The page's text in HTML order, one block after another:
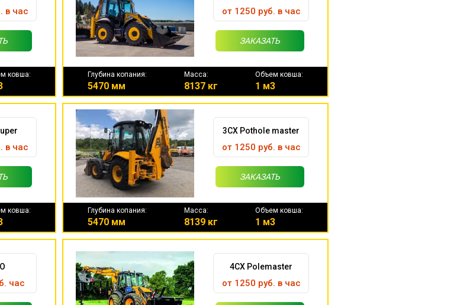
в час
ковша:
от 1250 руб. в час
ЗАКАЗАТЬ
Глубина копания:
5470 мм
Масса:
8137 кг
Объем ковша:
1 м3
в час
ковша:
3CX Pothole master
от 1250 руб. в час
ЗАКАЗАТЬ
Глубина копания:
5470 мм
Масса:
8139 кг
Объем ковша:
1 м3
час
4CX Polemaster
от 1250 руб. в час